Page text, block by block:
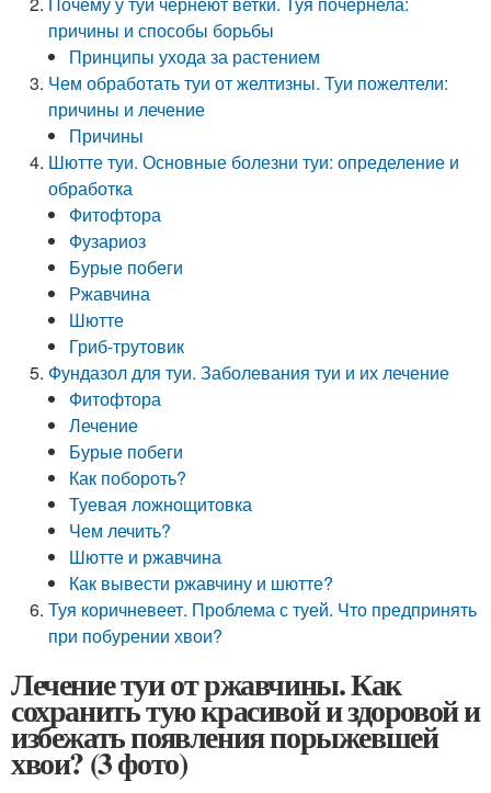
причины и способы борьбы
Принципы ухода за растением
Чем обработать туи от желтизны. Туи пожелтели:
причины и лечение
Причины
Шютте туи. Основные болезни туи: определение и
обработка
Фитофтора
Фузариоз
Бурые побеги
Ржавчина
Шютте
Гриб-трутовик
Фундазол для туи. Заболевания туи и их лечение
Фитофтора
Лечение
Бурые побеги
Как побороть?
Туевая ложнощитовка
Чем лечить?
Шютте и ржавчина
Как вывести ржавчину и шютте?
Туя коричневеет. Проблема с туей. Что предпринять
при побурении хвои?
Лечение туи от ржавчины. Как
сохранить тую красивой и здоровой и
избежать появления порыжевшей
хвои? (3 фото)